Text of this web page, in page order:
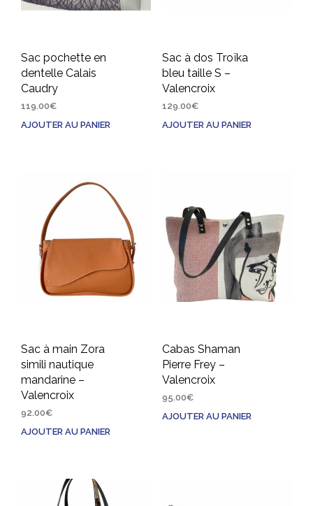
Sac pochette en
dentelle Calais
Caudry
119.00€
AJOUTER AU PANIER
Sac à dos Troïka
bleu taille S –
Valencroix
129.00€
AJOUTER AU PANIER
Sac à main Zora
simili nautique
mandarine –
Valencroix
92.00€
AJOUTER AU PANIER
Cabas Shaman
Pierre Frey –
Valencroix
95.00€
AJOUTER AU PANIER